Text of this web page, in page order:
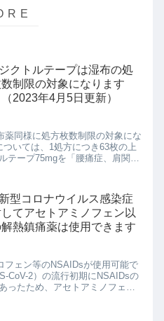
クトルテープは湿布の処
制限の対象になります
2023年4月5日更新）
同様に処方枚数制限の対象にな
いては、1処方につき63枚の上
テープ75mgを「腰痛症、肩関節
型コロナウイルス感染症
てアセトアミノフェン以
熱鎮痛薬は使用できます
フェン等のNSAIDsが使用可能で
CoV-2）の流行初期にNSAIDsの
ったため、アセトアミノフェン